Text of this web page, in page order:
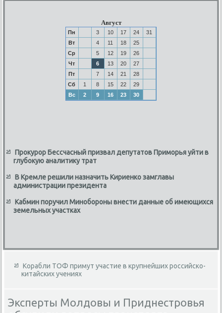
Август
Пн 3 10 17 24
31
Вт
4 11 18
25
Ср
5 12 19
26
Чт
6 13 20
27
Пт
7 14 21
28
Сб
1 8 15 22
29
Вс
2 9 16 23 30
Прокурор Бессчасный призвал депутатов Приморья уйти в
глубокую аналитику трат
В Кремле решили назначить Кириенко замглавы
администрации президента
Кабмин поручил Минобороны внести данные об имеющихся
земельных участках
Корабли ТОФ примут участие в крупнейших российско-
китайских учениях
Эксперты Молдовы и Приднестровья